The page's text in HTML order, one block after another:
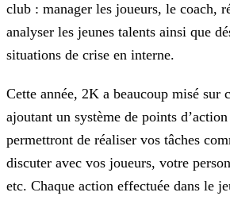
club : manager les joueurs, le coach,
analyser les jeunes talents ainsi que
situations de crise en interne.
Cette année, 2K a beaucoup misé sur
ajoutant un système de points
permettront de réaliser vos tâches
discuter avec vos joueurs, votre
etc. Chaque action effectuée dans le